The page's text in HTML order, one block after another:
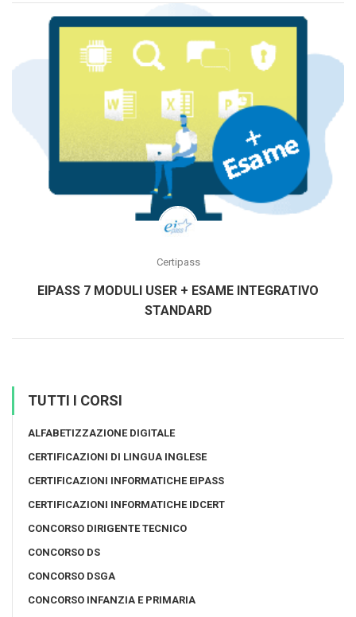
Certipass
EIPASS 7 MODULI USER + ESAME INTEGRATIVO
STANDARD
TUTTI I CORSI
ALFABETIZZAZIONE DIGITALE
CERTIFICAZIONI DI LINGUA INGLESE
CERTIFICAZIONI INFORMATICHE EIPASS
CERTIFICAZIONI INFORMATICHE IDCERT
CONCORSO DIRIGENTE TECNICO
CONCORSO DS
CONCORSO DSGA
CONCORSO INFANZIA E PRIMARIA